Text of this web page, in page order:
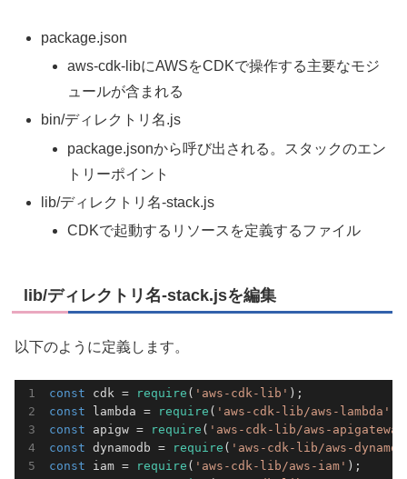
package.json
aws-cdk-libにAWSをCDKで操作する主要なモジ
ュールが含まれる
bin/ディレクトリ名.js
package.jsonから呼び出される。スタックのエン
トリーポイント
lib/ディレクトリ名-stack.js
CDKで起動するリソースを定義するファイル
lib/ディレクトリ名-stack.jsを編集
以下のように定義します。
const cdk = require ( 'aws-cdk-lib'
const lambda = require ( 'aws-cdk-lib/aws-lambda'
const apigw = require ( 'aws-cdk-lib/aws-
const dynamodb = require ( 'aws-cdk-lib/aws-
const iam = require ( 'aws-cdk-lib/aws-iam'